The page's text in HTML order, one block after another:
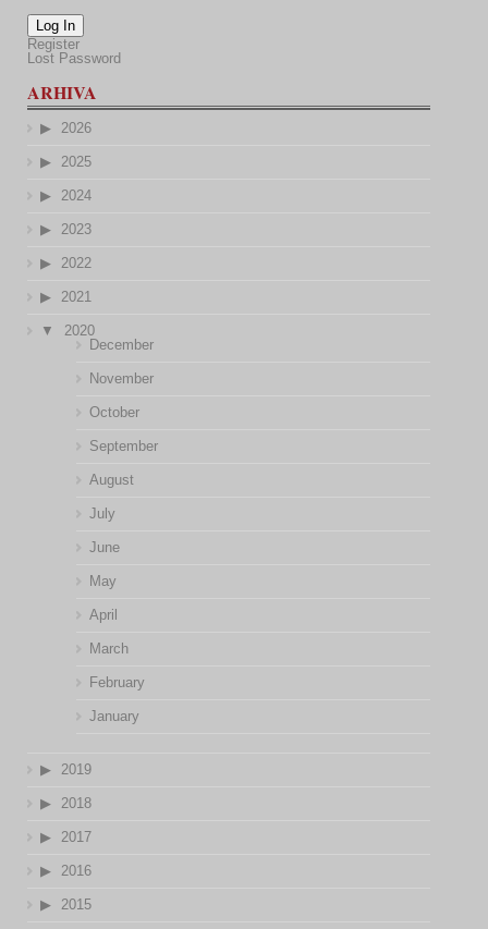
Log In
Register
Lost Password
ARHIVA
2026
2025
2024
2023
2022
2021
2020
December
November
October
September
August
July
June
May
April
March
February
January
2019
2018
2017
2016
2015